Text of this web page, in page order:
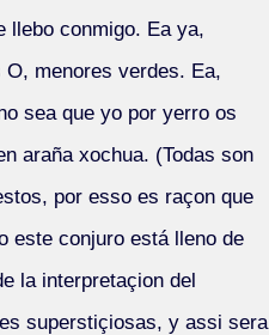
llebo conmigo. Ea ya,
menores verdes. Ea,
sea que yo por yerro os
araña xochua. (Todas son
por esso es raçon que
este conjuro está lleno de
la interpretaçion del
superstiçiosas, y assi sera